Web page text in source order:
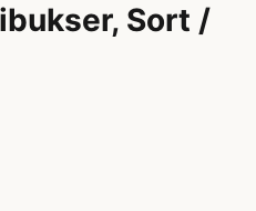
Sort /